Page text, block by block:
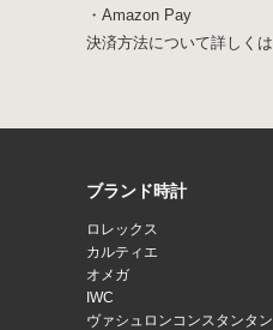
・Amazon Pay
決済方法について詳しくは
ブランド時計
ロレックス
カルティエ
オメガ
IWC
ヴァシュロンコンスタンタン